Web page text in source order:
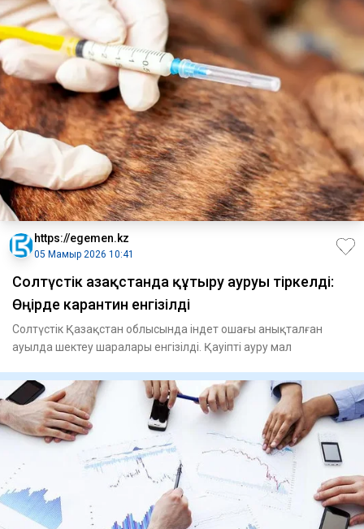
https://egemen.kz
05 Мамыр 2026 10:41
Солтүстік Қазақстанда құтыру ауруы тіркелді:
Өңірде карантин енгізілді
Солтүстік Қазақстан облысында індет ошағы анықталған
ауылда шектеу шаралары енгізілді. Қауіпті ауру мал